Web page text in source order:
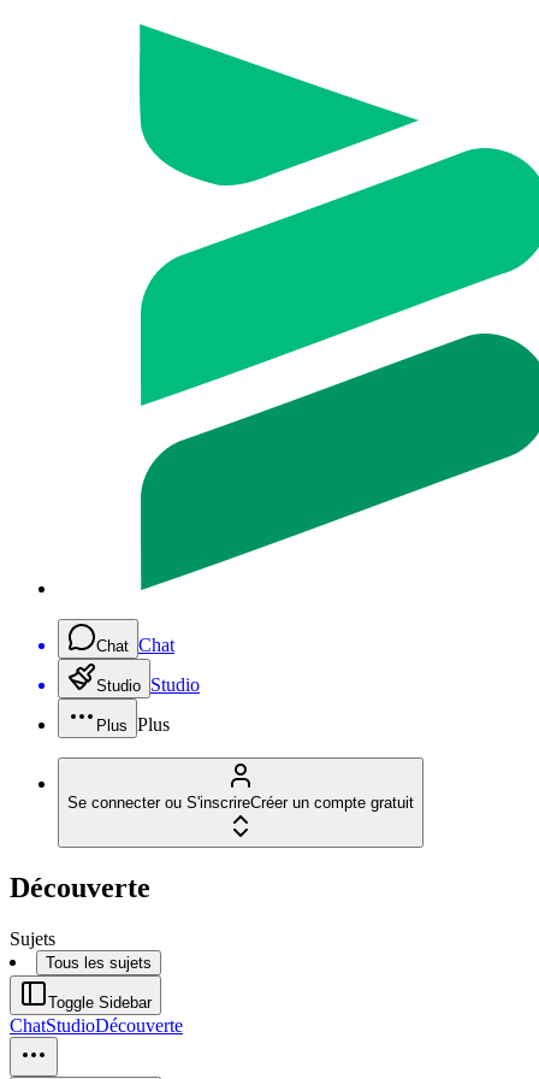
Chat Chat
Studio Studio
Plus Plus
Se connecter ou S'inscrireCréer un compte gratuit
Découverte
Sujets
Tous les sujets
Toggle Sidebar
ChatStudioDécouverte